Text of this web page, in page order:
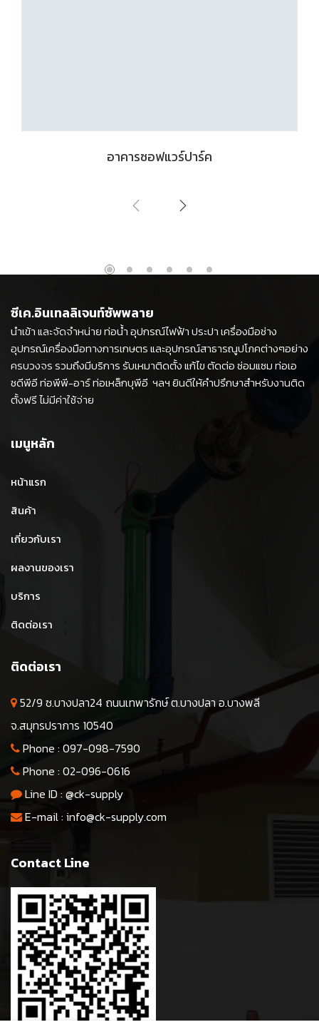
อาคารซอฟแวร์ปาร์ค
ซีเค.อินเทลลิเจนท์ซัพพลาย
นำเข้า และจัดจำหน่าย ท่อน้ำ อุปกรณ์ไฟฟ้า ประปา เครื่องมือช่าง
อุปกรณ์เครื่องมือทางการเกษตร และอุปกรณ์สาธารณูปโภคต่างๆอย่าง
ครบวงจร รวมถึงมีบริการ รับเหมาติดตั้ง แก้ไข ตัดต่อ ซ่อมแซม ท่อเอ
ชดีพีอี ท่อพีพี-อาร์ ท่อเหล็กบุพีอี ฯลฯ ยินดีให้คำปรึกษาสำหรับงานติด
ตั้งฟรี ไม่มีค่าใช้จ่าย
เมนูหลัก
หน้าแรก
สินค้า
เกี่ยวกับเรา
ผลงานของเรา
บริการ
ติดต่อเรา
ติดต่อเรา
52/9 ซ.บางปลา24 ถนนเทพารักษ์ ต.บางปลา อ.บางพลี
จ.สมุทรปราการ 10540
Phone : 097-098-7590
Phone : 02-096-0616
Line ID :@ck-supply
E-mail : info@ck-supply.com
Contact Line